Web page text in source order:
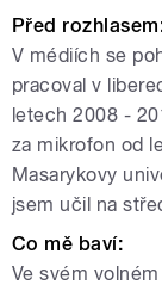
Před
V médiích se
pracoval v
letech 2008 -
za mikrofon od
Masarykovy
jsem učil na
Co mě baví:
Ve svém